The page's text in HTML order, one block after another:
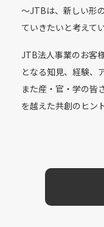
〜JTBは、新しい形
ていきたいと考えて
JTB法人事業のお客
となる知見、経験、
また産・官・学の皆
を越えた共創のヒン